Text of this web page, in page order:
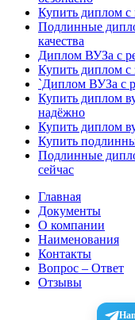
Купить диплом с
Подлинные
качества
Диплом ВУЗа с
Купить диплом с
`Диплом ВУЗа с
Купить диплом
надёжно
Купить диплом
Купить
Подлинные
сейчас
Главная
Документы
О компании
Наименования
Контакты
Вопрос – Ответ
Отзывы